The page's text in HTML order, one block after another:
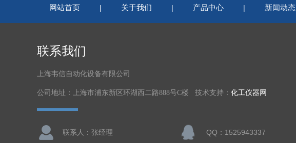
网站首页 | 关于我们 | 产品中心 | 新闻动态
联系我们
上海韦信自动化设备有限公司
公司地址：上海市浦东新区环湖西二路888号C楼 技术支持： 化工仪器网
联系人：张经理 QQ：1525943337